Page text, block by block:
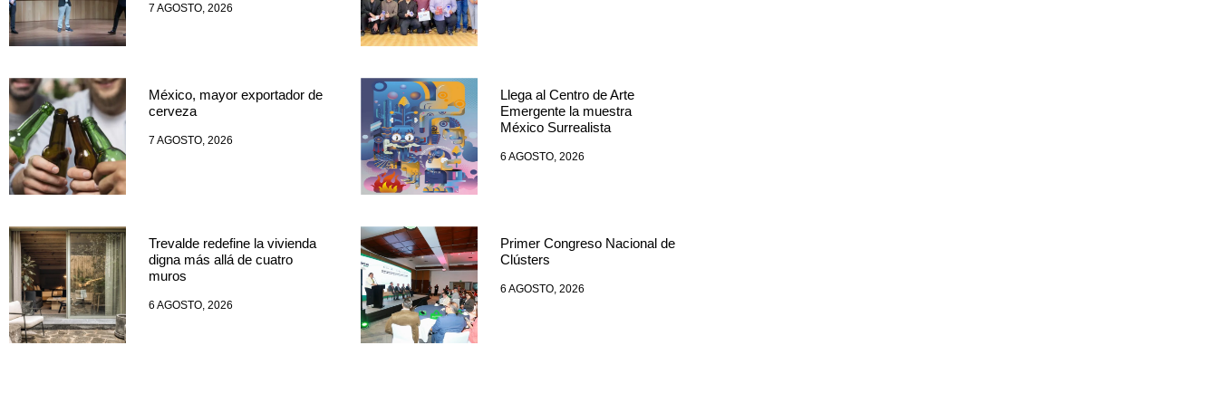
7 AGOSTO, 2026
México, mayor exportador de
cerveza
7 AGOSTO, 2026
Llega al Centro de Arte
Emergente la muestra
México Surrealista
6 AGOSTO, 2026
Trevalde redefine la vivienda
digna más allá de cuatro
muros
6 AGOSTO, 2026
Primer Congreso Nacional de
Clústers
6 AGOSTO, 2026